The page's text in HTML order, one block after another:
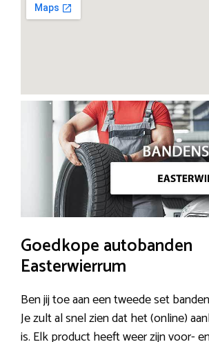
Goedkope autobanden
Easterwierrum
Ben jij toe aan een tweede set
Je zult al snel zien dat het (online)
is. Elk product heeft weer zijn voor-